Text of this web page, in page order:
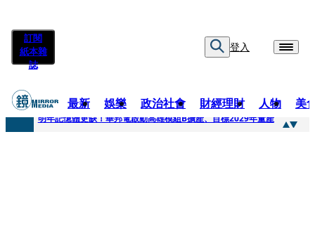
訂閱
紙本雜
誌
登入
最新 娛樂 政治社會 財經理財 人物 美
快訊
明年記憶體更缺！華邦電啟動高雄模組B擴產、目標2029年量產